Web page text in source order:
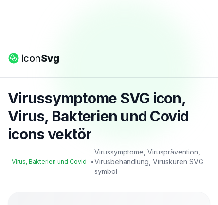
iconSvg
Virussymptome SVG icon,
Virus, Bakterien und Covid
icons vektör
Virus, Bakterien und Covid •
Virussymptome, Virusprävention,
Virusbehandlung, Viruskuren SVG
symbol